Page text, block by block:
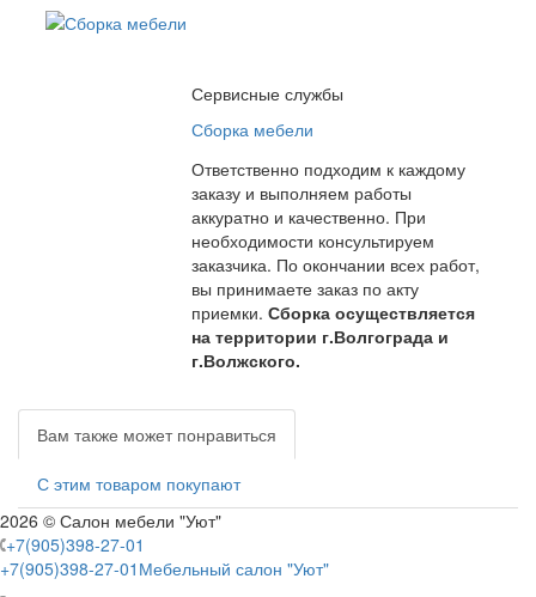
Сервисные службы
Сборка мебели
Ответственно подходим к каждому
заказу и выполняем работы
аккуратно и качественно. При
необходимости консультируем
заказчика. По окончании всех работ,
вы принимаете заказ по акту
приемки.Сборка осуществляется
на территории г.Волгограда и
г.Волжского.
Вам также может понравиться
С этим товаром покупают
2026 © Салон мебели "Уют"
+7(905)398-27-01
+7(905)398-27-01 Мебельный салон "Уют"